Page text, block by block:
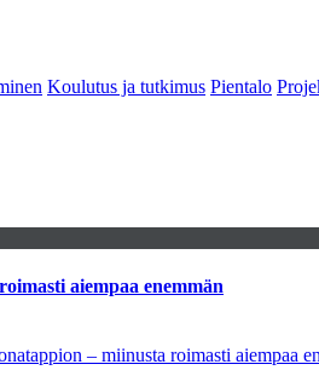
Koulutus ja tutkimus Pientalo
aiempaa enemmän
– miinusta roimasti aiempaa